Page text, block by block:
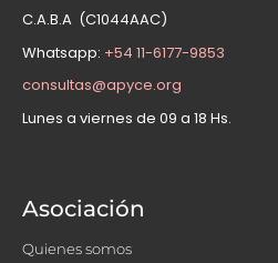
C.A.B.A (C1044AAC)
Whatsapp: +54 11-6177-9853
consultas@apyce.org
Lunes a viernes de 09 a 18 Hs.
Asociación
Quienes somos